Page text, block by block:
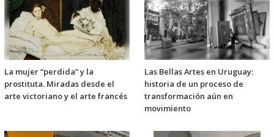
La mujer “perdida” y la
prostituta. Miradas desde el
arte victoriano y el arte francés
Las Bellas Artes en Uruguay:
historia de un proceso de
transformación aún en
movimiento